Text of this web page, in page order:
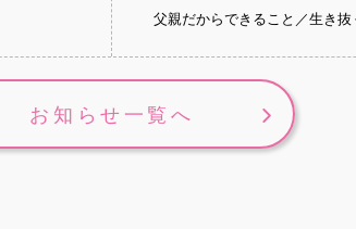
父親だからできること／生き
お知らせ一覧へ